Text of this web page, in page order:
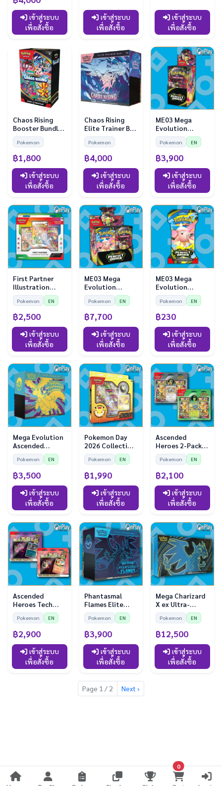
0
เข้าสู่ระบบ
เพื่อสั่งซื้อ
เข้าสู่ระบบ
เพื่อสั่งซื้อ
เข้าสู่ระบบ
เพื่อสั่งซื้อ
Chaos Rising
Booster Bundle
(EN)
Pokemon
฿1,800
เข้าสู่ระบบ
เพื่อสั่งซื้อ
Chaos Rising
Elite Trainer Box
(EN)
Pokemon
฿4,000
เข้าสู่ระบบ
เพื่อสั่งซื้อ
ME03 Mega
Evolution
Perfect Order 18
Booster Display
Pokemon EN
฿3,900
เข้าสู่ระบบ
เพื่อสั่งซื้อ
First Partner
Illustration
Collection
Series 1
Pokemon EN
฿2,500
เข้าสู่ระบบ
เพื่อสั่งซื้อ
ME03 Mega
Evolution
Perfect Order 36
Booster Display
Pokemon EN
฿7,700
เข้าสู่ระบบ
เพื่อสั่งซื้อ
ME03 Mega
Evolution
Perfect Order
Sleeve Booster
Pack
Pokemon EN
฿230
เข้าสู่ระบบ
เพื่อสั่งซื้อ
Mega Evolution
Ascended
Heroes Elite
Trainer Box
Pokemon EN
฿3,500
เข้าสู่ระบบ
เพื่อสั่งซื้อ
Pokemon Day
2026 Collection
Box
Pokemon EN
฿1,990
เข้าสู่ระบบ
เพื่อสั่งซื้อ
Ascended
Heroes 2-Pack
Blister Bundle
Pokemon EN
฿2,100
เข้าสู่ระบบ
เพื่อสั่งซื้อ
Ascended
Heroes Tech
Sticker
Collection
Pokemon EN
฿2,900
เข้าสู่ระบบ
เพื่อสั่งซื้อ
Phantasmal
Flames Elite
Trainer Box
Pokemon EN
฿3,900
เข้าสู่ระบบ
เพื่อสั่งซื้อ
Mega Charizard
X ex Ultra-
Premium
Collection
Pokemon EN
฿12,500
เข้าสู่ระบบ
เพื่อสั่งซื้อ
Page 1 / 2 Next ›